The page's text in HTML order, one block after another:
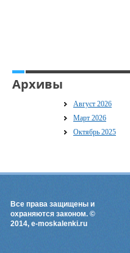
Архивы
Август 2026
Март 2026
Октябрь 2025
Все права защищены и
охраняются законом. ©
2014, e-moskalenki.ru